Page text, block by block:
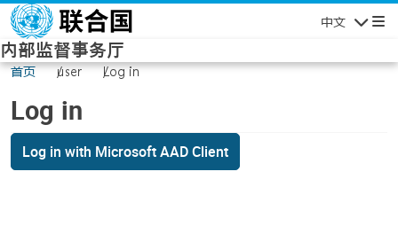
Skip to main content
中文
内部监督事务厅
首页 user Log in
Log in
Log in with Microsoft AAD Client